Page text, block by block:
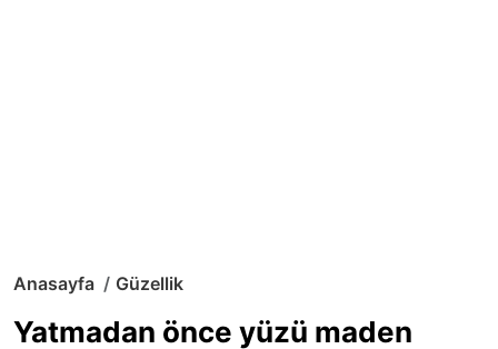
Anasayfa Güzellik
Yatmadan önce yüzü maden